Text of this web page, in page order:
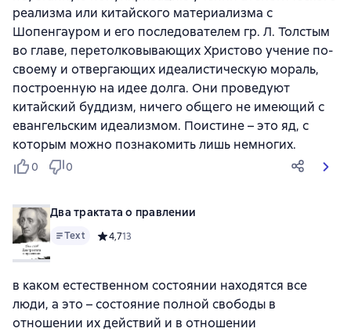
реализма или китайского материализма с
Шопенгауром и его последователем гр. Л. Толстым
во главе, перетолковывающих Христово учение по-
своему и отвергающих идеалистическую мораль,
построенную на идее долга. Они проведуют
китайский буддизм, ничего общего не имеющий с
евангельским идеализмом. Поистине – это яд, с
которым можно познакомить лишь немногих.
0 0
Два трактата о правлении
Text Средний рейтинг 4,7 на основе 13 оценок
4,713
в каком естественном состоянии находятся все
люди, а это – состояние полной свободы в
отношении их действий и в отношении